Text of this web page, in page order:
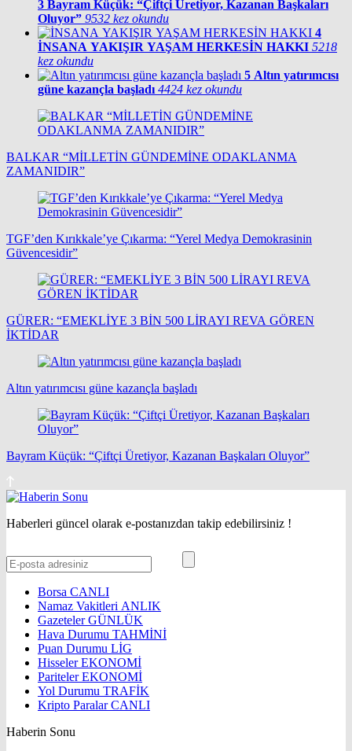
3 Bayram Küçük: “Çiftçi Üretiyor, Kazanan Başkaları
Oluyor” 9532 kez okundu
4
İNSANA YAKIŞIR YAŞAM HERKESİN HAKKI 5218
kez okundu
5 Altın yatırımcısı
güne kazançla başladı 4424 kez okundu
BALKAR “MİLLETİN GÜNDEMİNE ODAKLANMA
ZAMANIDIR”
TGF’den Kırıkkale’ye Çıkarma: “Yerel Medya Demokrasinin
Güvencesidir”
GÜRER: “EMEKLİYE 3 BİN 500 LİRAYI REVA GÖREN
İKTİDAR
Altın yatırımcısı güne kazançla başladı
Bayram Küçük: “Çiftçi Üretiyor, Kazanan Başkaları Oluyor”
Haberleri güncel olarak e-postanızdan takip edebilirsiniz !
Borsa CANLI
Namaz Vakitleri ANLIK
GazetelerGÜNLÜK
Hava Durumu TAHMİNİ
Puan Durumu LİG
HisselerEKONOMİ
ParitelerEKONOMİ
Yol Durumu TRAFİK
Kripto ParalarCANLI
Haberin Sonu